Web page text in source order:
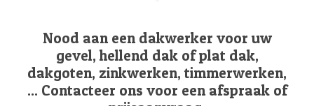
Nood aan een dakwerker voor uw
gevel, hellend dak of plat dak,
dakgoten, zinkwerken, timmerwerken,
... Contacteer ons voor een afspraak of